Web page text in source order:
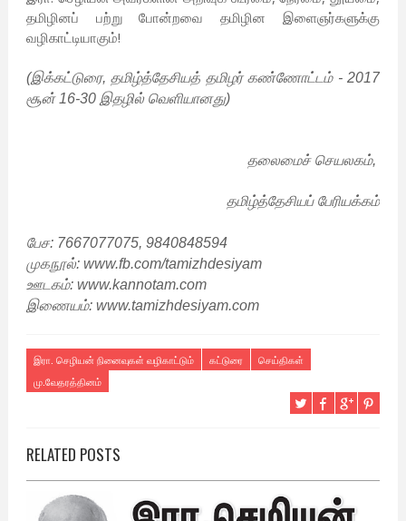
தமிழினப் பற்று போன்றவை தமிழின இளைஞர்களுக்கு
வழிகாட்டியாகும்!
(இக்கட்டுரை, தமிழ்த்தேசியத் தமிழர் கண்ணோட்டம் - 2017
சூன் 16-30 இதழில் வெளியானது)
தலைமைச் செயலகம்,
தமிழ்த்தேசியப் பேரியக்கம்
பேச: 7667077075, 9840848594
முகநூல்: www.fb.com/tamizhdesiyam
ஊடகம்: www.kannotam.com
இணையம்: www.tamizhdesiyam.com
இரா. செழியன் நினைவுகள் வழிகாட்டும் கட்டுரை
செய்திகள்
மு.வேதரத்தினம்
RELATED POSTS